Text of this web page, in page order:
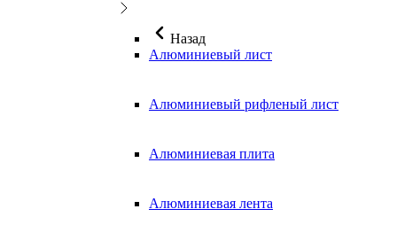
Назад
Алюминиевый лист
Алюминиевый рифленый лист
Алюминиевая плита
Алюминиевая лента